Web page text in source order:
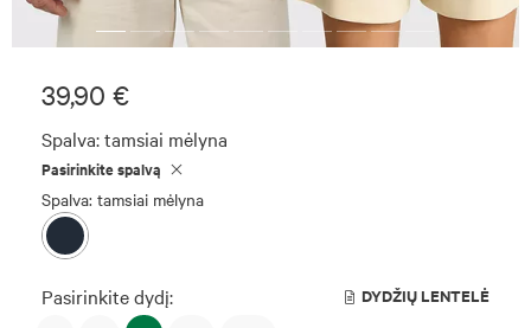
39,90 €
Spalva:tamsiai mėlyna
Pasirinkite spalvą
Spalva: tamsiai mėlyna
Pasirinkite dydį: DYDŽIŲ LENTELĖ